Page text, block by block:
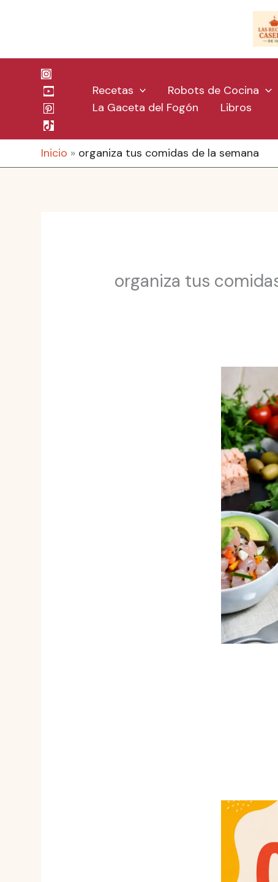
Recetas Robots de Cocina
La Gaceta del Fogón
Libros
Inicio organiza tus comidas de la semana
organiza tus